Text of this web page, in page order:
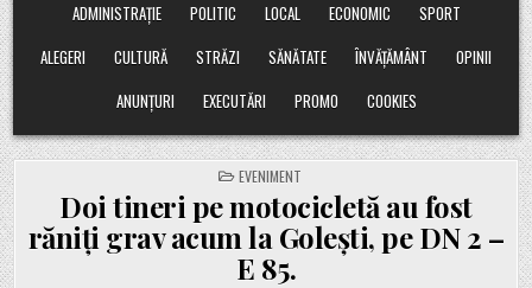
ADMINISTRAȚIE
POLITIC LOCAL ECONOMIC
SPORT
ALEGERI
CULTURĂ STRĂZI SĂNĂTATE ÎNVĂȚĂMÂNT
OPINII
ANUNȚURI
EXECUTĂRI PROMO COOKIES
POSTED
IN
EVENIMENT
Doi tineri pe motocicletă au fost
răniți grav acum la Golești, pe DN 2 –
E 85.